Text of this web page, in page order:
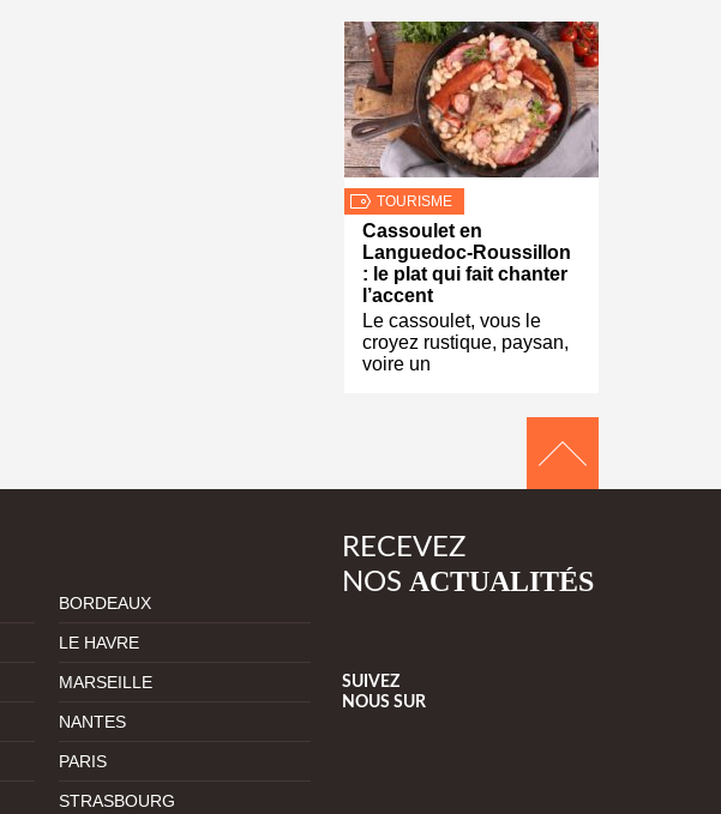
TOURISME
Cassoulet en
Languedoc-Roussillon
: le plat qui fait chanter
l’accent
Le cassoulet, vous le
croyez rustique, paysan,
voire un
BORDEAUX
LE HAVRE
MARSEILLE
NANTES
PARIS
STRASBOURG
RECEVEZ
NOS ACTUALITÉS
SUIVEZ
NOUS SUR